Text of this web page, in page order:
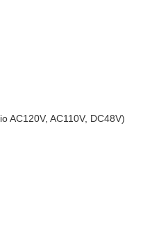
AC120V, AC110V, DC48V)